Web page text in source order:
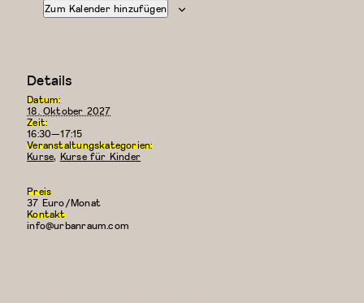
Zum Kalender hinzufügen
Details
Datum:
18. Oktober 2027
Zeit:
16:30—17:15
Veranstaltungskategorien:
Kurse, Kurse für Kinder
Preis
37 Euro/Monat
Kontakt
info@urbanraum.com